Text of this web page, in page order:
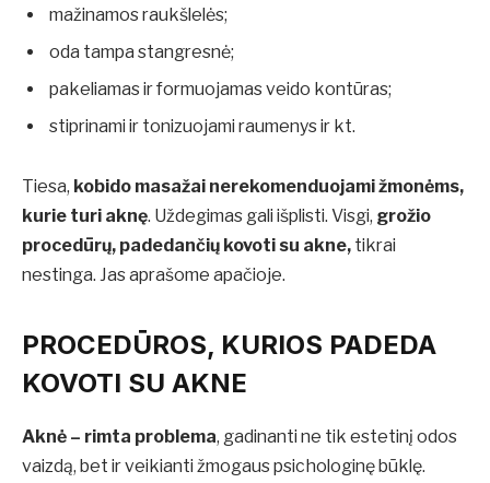
mažinamos raukšlelės;
oda tampa stangresnė;
pakeliamas ir formuojamas veido kontūras;
stiprinami ir tonizuojami raumenys ir kt.
Tiesa, kobido masažai nerekomenduojami žmonėms,
kurie turi aknę. Uždegimas gali išplisti. Visgi, grožio
procedūrų, padedančių kovoti su akne, tikrai
nestinga. Jas aprašome apačioje.
PROCEDŪROS, KURIOS PADEDA
KOVOTI SU AKNE
Aknė – rimta problema, gadinanti ne tik estetinį odos
vaizdą, bet ir veikianti žmogaus psichologinę būklę.